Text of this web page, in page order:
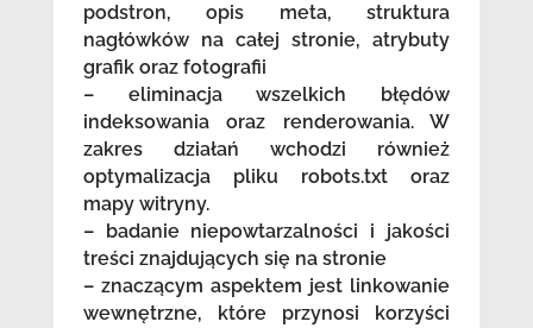
podstron, opis meta, struktura
nagłówków na całej stronie, atrybuty
grafik oraz fotografii
– eliminacja wszelkich błędów
indeksowania oraz renderowania. W
zakres działań wchodzi również
optymalizacja pliku robots.txt oraz
mapy witryny.
– badanie niepowtarzalności i jakości
treści znajdujących się na stronie
– znaczącym aspektem jest linkowanie
wewnętrzne, które przynosi korzyści